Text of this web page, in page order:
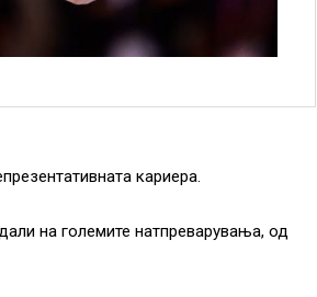
кариера.
на големите натпреварувања, од